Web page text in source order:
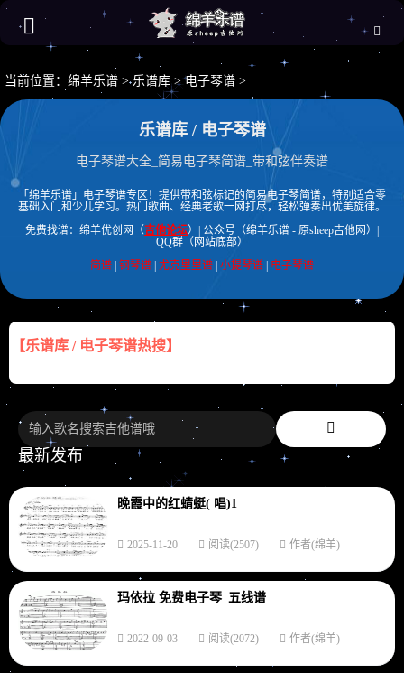
当前位置： 绵羊乐谱 >乐谱库>电子琴谱 >
乐谱库 / 电子琴谱
电子琴谱大全_简易电子琴简谱_带和弦伴奏谱
「绵羊乐谱」电子琴谱专区！提供带和弦标记的简易电子琴简谱，特别适合零
基础入门和少儿学习。热门歌曲、经典老歌一网打尽，轻松弹奏出优美旋律。
免费找谱：绵羊优创网（吉他论坛）| 公众号（绵羊乐谱 - 原sheep吉他网）|
QQ群（网站底部）
简谱 钢琴谱 尤克里里谱 小提琴谱 电子琴谱
【乐谱库 / 电子琴谱热搜】
最新发布
晚霞中的红蜻蜓( 唱)1
2025-11-20 阅读(2507) 作者(绵羊)
玛依拉 免费电子琴_五线谱
2022-09-03 阅读(2072) 作者(绵羊)